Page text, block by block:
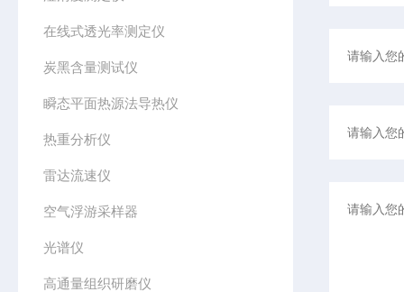
在线式透光率测定仪
炭黑含量测试仪
瞬态平面热源法导热仪
热重分析仪
雷达流速仪
空气浮游采样器
光谱仪
高通量组织研磨仪